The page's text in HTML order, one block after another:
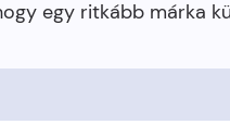
egy ritkább márka